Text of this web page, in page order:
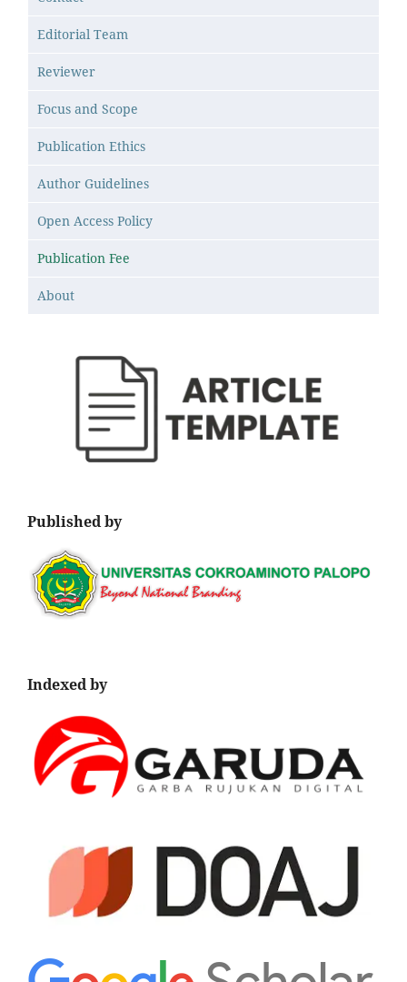
Editorial Team
Reviewer
Focus and Scope
Publication Ethics
Author Guidelines
Open Access Policy
Publication Fee
About
Published by
Indexed by